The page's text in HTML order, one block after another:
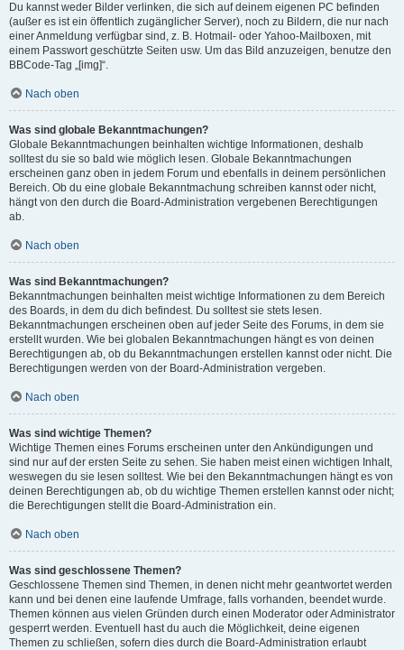
Du kannst weder Bilder verlinken, die sich auf deinem eigenen PC befinden
(außer es ist ein öffentlich zugänglicher Server), noch zu Bildern, die nur nach
einer Anmeldung verfügbar sind, z. B. Hotmail- oder Yahoo-Mailboxen, mit
einem Passwort geschützte Seiten usw. Um das Bild anzuzeigen, benutze den
BBCode-Tag „[img]“.
Nach oben
Was sind globale Bekanntmachungen?
Globale Bekanntmachungen beinhalten wichtige Informationen, deshalb
solltest du sie so bald wie möglich lesen. Globale Bekanntmachungen
erscheinen ganz oben in jedem Forum und ebenfalls in deinem persönlichen
Bereich. Ob du eine globale Bekanntmachung schreiben kannst oder nicht,
hängt von den durch die Board-Administration vergebenen Berechtigungen
ab.
Nach oben
Was sind Bekanntmachungen?
Bekanntmachungen beinhalten meist wichtige Informationen zu dem Bereich
des Boards, in dem du dich befindest. Du solltest sie stets lesen.
Bekanntmachungen erscheinen oben auf jeder Seite des Forums, in dem sie
erstellt wurden. Wie bei globalen Bekanntmachungen hängt es von deinen
Berechtigungen ab, ob du Bekanntmachungen erstellen kannst oder nicht. Die
Berechtigungen werden von der Board-Administration vergeben.
Nach oben
Was sind wichtige Themen?
Wichtige Themen eines Forums erscheinen unter den Ankündigungen und
sind nur auf der ersten Seite zu sehen. Sie haben meist einen wichtigen Inhalt,
weswegen du sie lesen solltest. Wie bei den Bekanntmachungen hängt es von
deinen Berechtigungen ab, ob du wichtige Themen erstellen kannst oder nicht;
die Berechtigungen stellt die Board-Administration ein.
Nach oben
Was sind geschlossene Themen?
Geschlossene Themen sind Themen, in denen nicht mehr geantwortet werden
kann und bei denen eine laufende Umfrage, falls vorhanden, beendet wurde.
Themen können aus vielen Gründen durch einen Moderator oder Administrator
gesperrt werden. Eventuell hast du auch die Möglichkeit, deine eigenen
Themen zu schließen, sofern dies durch die Board-Administration erlaubt